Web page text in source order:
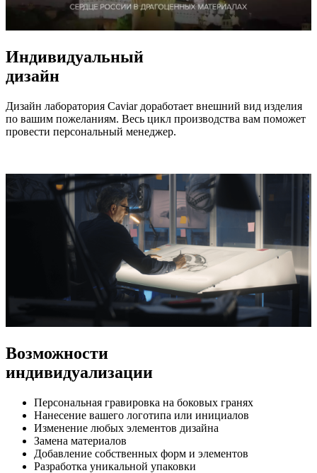
Индивидуальный
дизайн
Дизайн лаборатория Caviar доработает внешний вид изделия
по вашим пожеланиям. Весь цикл производства вам поможет
провести персональный менеджер.
Возможности
индивидуализации
Персональная гравировка на боковых гранях
Нанесение вашего логотипа или инициалов
Изменение любых элементов дизайна
Замена материалов
Добавление собственных форм и элементов
Разработка уникальной упаковки